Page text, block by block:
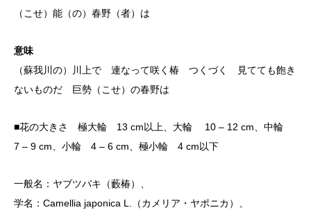
（こせ）能（の）春野（者）は
意味
（蘇我川の）川上で 連なって咲く椿 つくづく 見てても飽き
ないものだ 巨勢（こせ）の春野は
■花の大きさ 極大輪 13 cm以上、大輪 10 – 12 cm、中輪
7 – 9 cm、小輪 4 – 6 cm、極小輪 4 cm以下
一般名：ヤブツバキ（藪椿）、
学名：Camellia japonica L.（カメリア・ヤポニカ）、